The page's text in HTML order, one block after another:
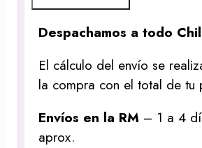
Despachamos a todo
El cálculo del envío se
la compra con el total de tu
Envíos en la RM – 1 a 4
aprox.